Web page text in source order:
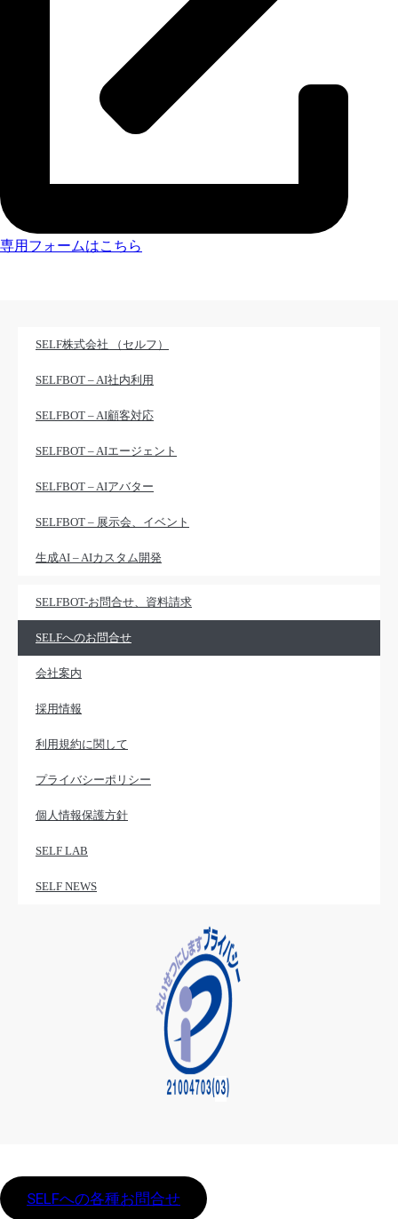
専用フォームはこちら
SELF株式会社 （セルフ）
SELFBOT – AI社内利用
SELFBOT – AI顧客対応
SELFBOT – AIエージェント
SELFBOT – AIアバター
SELFBOT – 展示会、イベント
生成AI – AIカスタム開発
SELFBOT-お問合せ、資料請求
SELFへのお問合せ
会社案内
採用情報
利用規約に関して
プライバシーポリシー
個人情報保護方針
SELF LAB
SELF NEWS
SELFへの各種お問合せ